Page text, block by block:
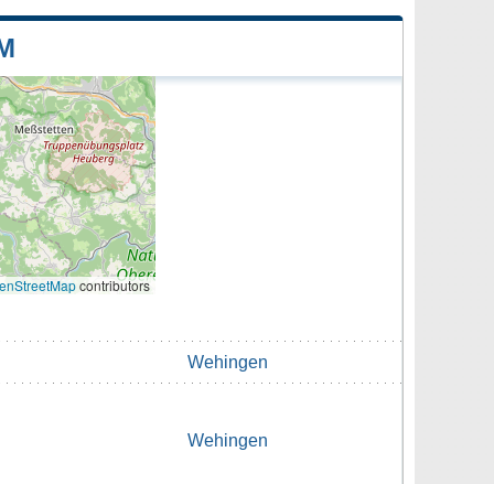
contributors
Wehingen
Wehingen